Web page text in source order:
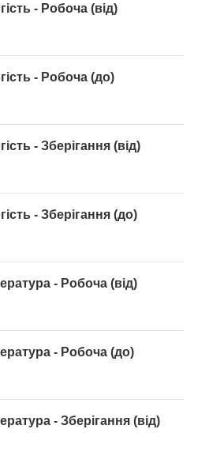
- Робоча (від)
- Робоча (до)
- Зберігання (від)
- Зберігання (до)
- Робоча (від)
- Робоча (до)
- Зберігання (від)